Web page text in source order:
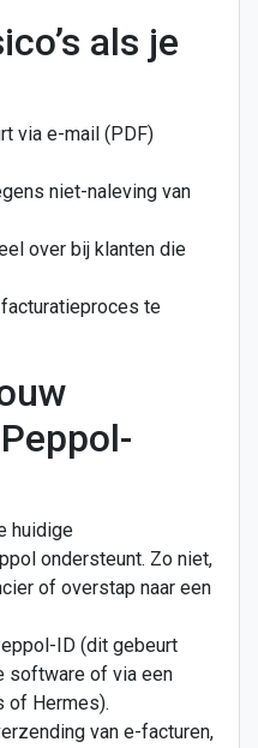
als je
via e-mail (PDF)
niet-naleving van
over bij klanten die
te
huidige
ondersteunt. Zo niet,
of overstap naar een
ID (dit gebeurt
software of via een
of Hermes).
van e-facturen,